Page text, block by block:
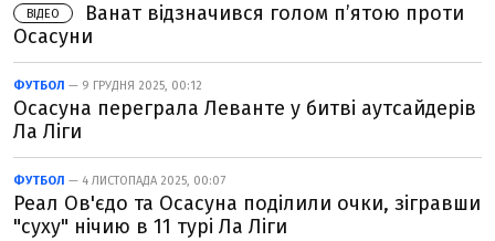
ВІДЕО
Ванат відзначився голом п’ятою проти
Осасуни
ФУТБОЛ — 9 ГРУДНЯ 2025, 00:12
Осасуна переграла Леванте у битві аутсайдерів
Ла Ліги
ФУТБОЛ — 4 ЛИСТОПАДА 2025, 00:07
Реал Ов'єдо та Осасуна поділили очки, зігравши
"суху" нічию в 11 турі Ла Ліги